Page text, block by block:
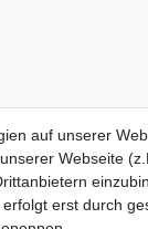
auf unserer
Webseite
erst durch